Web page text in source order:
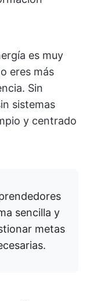
es muy
eres más
Sin
sistemas
y centrado
sencilla y
metas